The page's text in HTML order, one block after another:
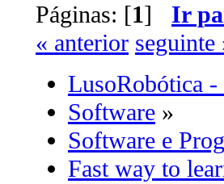
Páginas: [1] Ir
« anterior seguinte
LusoRobótica -
Software »
Software e
Fast way to